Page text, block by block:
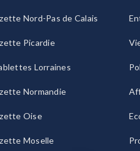
Nord-Pas de Calais
Picardie
Lorraines
Normandie
Oise
Moselle